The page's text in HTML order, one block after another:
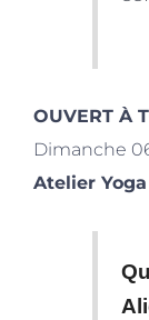
OUVERT À
Dimanche
Atelier